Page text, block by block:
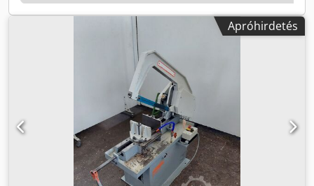
vágási nyomással és emelőhidraulikával A vágás
befejezése után a gép kikapcsol, és a fűrészlap a legalsó
helyzetben marad. Munkadarab-tartás rögzített pofával és
befogó pofával, kézi kurblival Hűtőberendezés az alapban
Apróhirdetés